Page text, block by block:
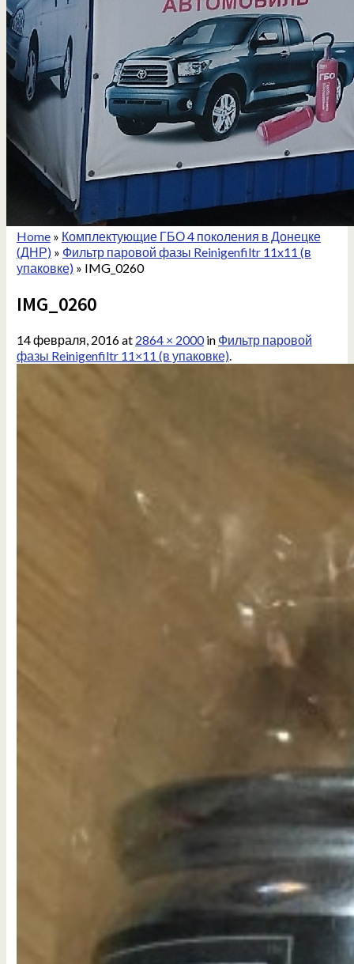
Home» Комплектующие ГБО 4 поколения в Донецке
(ДНР)» Фильтр паровой фазы Reinigenfiltr 11x11 (в
упаковке)» IMG_0260
IMG_0260
14 февраля, 2016at 2864 × 2000in Фильтр паровой
фазы Reinigenfiltr 11×11 (в упаковке).